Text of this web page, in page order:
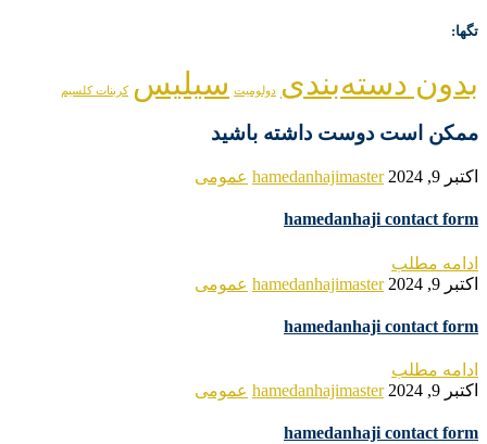
تگها:
بدون دسته‌بندی دولومیت سیلیس کربنات کلسیم
ممکن است دوست داشته باشید
اکتبر 9, 2024 hamedanhajimaster عمومی
hamedanhaji contact form
ادامه مطلب
اکتبر 9, 2024
hamedanhajimaster عمومی
hamedanhaji contact form
ادامه مطلب
اکتبر 9, 2024
hamedanhajimaster عمومی
hamedanhaji contact form